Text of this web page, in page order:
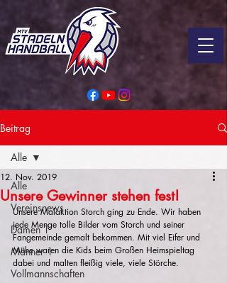
Beitrag
Alle
Vereinsnews
Damen 1
Männer 1
Vollmannschaften
Alle
Unsere Gewinner stehen fest!
12. Nov. 2019
Unsere Malaktion Storch ging zu Ende. Wir haben
jede Menge tolle Bilder vom Storch und seiner
Fangemeinde gemalt bekommen. Mit viel Eifer und
Mühe waren die Kids beim Großen Heimspieltag
dabei und malten fleißig viele, viele Störche.